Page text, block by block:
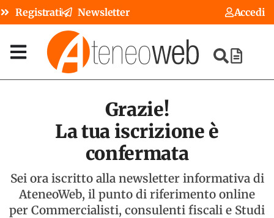
Registrati Newsletter Accedi
Grazie!
La tua iscrizione è
confermata
Sei ora iscritto alla newsletter informativa di
AteneoWeb, il punto di riferimento online
per Commercialisti, consulenti fiscali e Studi